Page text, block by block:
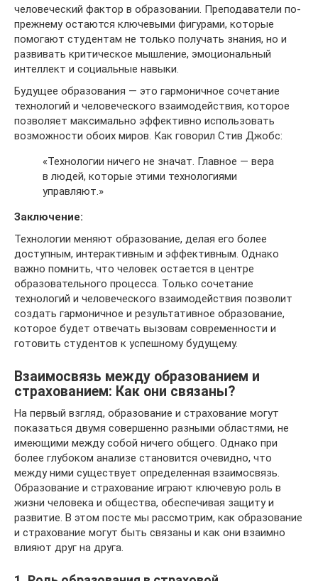
человеческий фактор в образовании. Преподаватели по-
прежнему остаются ключевыми фигурами, которые
помогают студентам не только получать знания, но и
развивать критическое мышление, эмоциональный
интеллект и социальные навыки.
Будущее образования — это гармоничное сочетание
технологий и человеческого взаимодействия, которое
позволяет максимально эффективно использовать
возможности обоих миров. Как говорил Стив Джобс:
«Технологии ничего не значат. Главное — вера
в людей, которые этими технологиями
управляют.»
Заключение:
Технологии меняют образование, делая его более
доступным, интерактивным и эффективным. Однако
важно помнить, что человек остается в центре
образовательного процесса. Только сочетание
технологий и человеческого взаимодействия позволит
создать гармоничное и результативное образование,
которое будет отвечать вызовам современности и
готовить студентов к успешному будущему.
Взаимосвязь между образованием и
страхованием: Как они связаны?
На первый взгляд, образование и страхование могут
показаться двумя совершенно разными областями, не
имеющими между собой ничего общего. Однако при
более глубоком анализе становится очевидно, что
между ними существует определенная взаимосвязь.
Образование и страхование играют ключевую роль в
жизни человека и общества, обеспечивая защиту и
развитие. В этом посте мы рассмотрим, как образование
и страхование могут быть связаны и как они взаимно
влияют друг на друга.